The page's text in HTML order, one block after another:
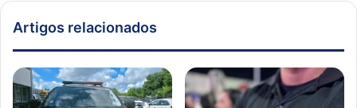
Artigos relacionados